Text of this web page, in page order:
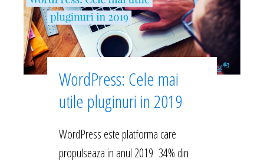
WordPress: Cele mai
utile pluginuri in 2019
WordPress este platforma care
propulseaza in anul 2019 34% din